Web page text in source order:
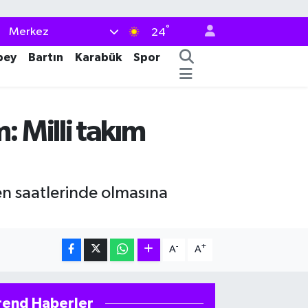
Merkez 24°
Bartın Karabük
Spor
Milli takım
saatlerinde olmasına
A- A+
Haberler